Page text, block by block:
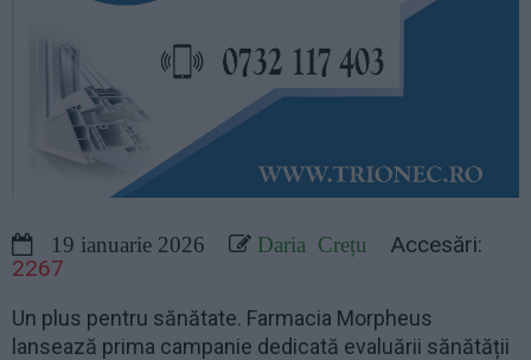
19 ianuarie 2026 Daria Crețu
Accesări:
2267
Un plus pentru sănătate. Farmacia Morpheus
lansează prima campanie dedicată evaluării sănătății